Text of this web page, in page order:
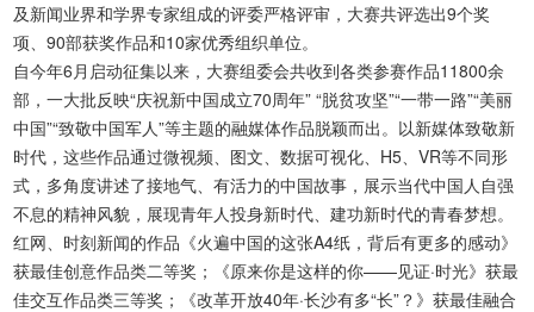
及新闻业界和学界专家组成的评委严格评审，大赛共评选出9个奖
项、90部获奖作品和10家优秀组织单位。
自今年6月启动征集以来，大赛组委会共收到各类参赛作品11800余
部，一大批反映“庆祝新中国成立70周年” “脱贫攻坚”“一带一路”“美丽
中国”“致敬中国军人”等主题的融媒体作品脱颖而出。以新媒体致敬新
时代，这些作品通过微视频、图文、数据可视化、H5、VR等不同形
式，多角度讲述了接地气、有活力的中国故事，展示当代中国人自强
不息的精神风貌，展现青年人投身新时代、建功新时代的青春梦想。
红网、时刻新闻的作品《火遍中国的这张A4纸，背后有更多的感动》
获最佳创意作品类二等奖；《原来你是这样的你——见证·时光》获最
佳交互作品类三等奖；《改革开放40年·长沙有多“长”？》获最佳融合